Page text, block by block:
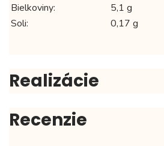
Bielkoviny:
5,1 g
Soli:
0,17 g
Realizácie
Recenzie